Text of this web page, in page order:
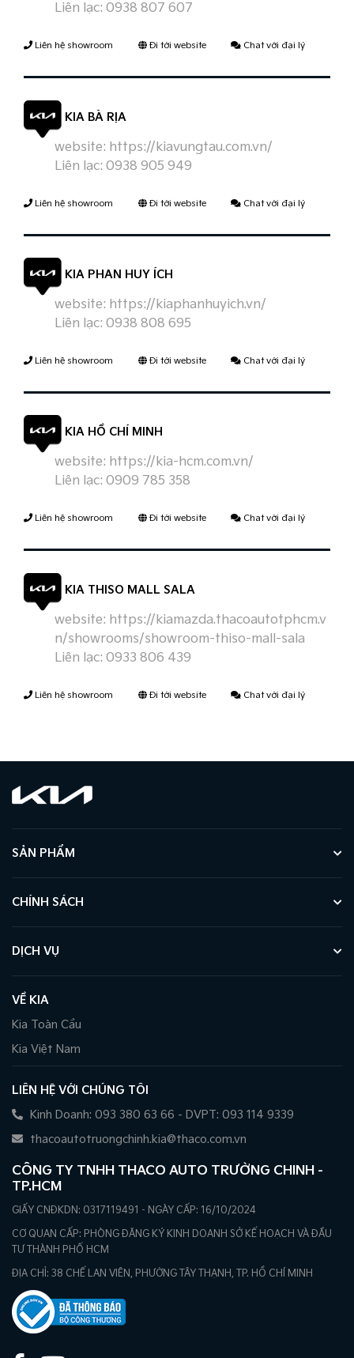
Liên lạc: 0938 807 607
Liên hệ showroom Đi tới website Chat với đại lý
KIA BÀ RỊA
website: https://kiavungtau.com.vn/
Liên lạc: 0938 905 949
Liên hệ showroom Đi tới website Chat với đại lý
KIA PHAN HUY ÍCH
website: https://kiaphanhuyich.vn/
Liên lạc: 0938 808 695
Liên hệ showroom Đi tới website Chat với đại lý
KIA HỒ CHÍ MINH
website: https://kia-hcm.com.vn/
Liên lạc: 0909 785 358
Liên hệ showroom Đi tới website Chat với đại lý
KIA THISO MALL SALA
website: https://kiamazda.thacoautotphcm.v
n/showrooms/showroom-thiso-mall-sala
Liên lạc: 0933 806 439
Liên hệ showroom Đi tới website Chat với đại lý
SẢN PHẨM
CHÍNH SÁCH
DỊCH VỤ
VỀ KIA
Kia Toàn Cầu
Kia Việt Nam
LIÊN HỆ VỚI CHÚNG TÔI
Kinh Doanh: 093 380 63 66 - DVPT: 093 114 9339
thacoautotruongchinh.kia@thaco.com.vn
CÔNG TY TNHH THACO AUTO TRƯỜNG CHINH -
TP.HCM
GIẤY CNĐKDN: 0317119491 - NGÀY CẤP: 16/10/2024
CƠ QUAN CẤP: PHÒNG ĐĂNG KÝ KINH DOANH SỞ KẾ HOẠCH VÀ ĐẦU
TƯ THÀNH PHỐ HCM
ĐỊA CHỈ: 38 CHẾ LAN VIÊN, PHƯỜNG TÂY THẠNH, TP. HỒ CHÍ MINH